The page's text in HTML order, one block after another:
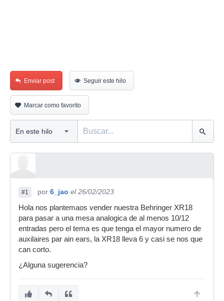
Enviar post Seguir este hilo
Marcar como favorito
#1 por 6_jao el 26/02/2023
Hola nos plantemaos vender nuestra Behringer XR18
para pasar a una mesa analogica de al menos 10/12
entradas pero el tema es que tenga el mayor numero de
auxilaires par ain ears, la XR18 lleva 6 y casi se nos que
can corto.
¿Alguna sugerencia?